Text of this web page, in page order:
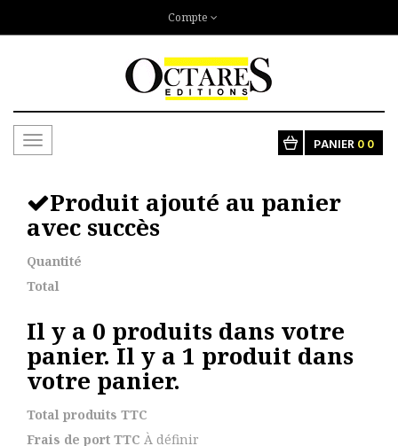
Compte
Toggle
PANIER00
Produit ajouté au panier
avec succès
Quantité
Total
Il y a 0 produits dans votre
panier.Il y a 1 produit dans
votre panier.
Total produits TTC
Frais de port TTC À définir